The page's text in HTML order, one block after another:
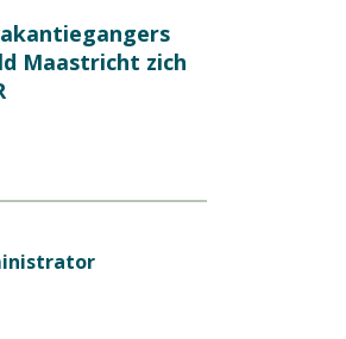
Maastricht zich